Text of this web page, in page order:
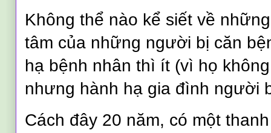
Không thể nào kể siết về
tâm của những người bị căn
hạ bệnh nhân thì ít (vì họ
nhưng hành hạ gia đình người
Cách đây 20 năm, có một